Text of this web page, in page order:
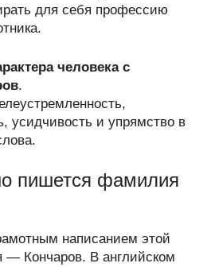
для себя профессию
человека с
.
усидчивость и упрямство в
пишется фамилия
написанием этой
Кончаров. В английском